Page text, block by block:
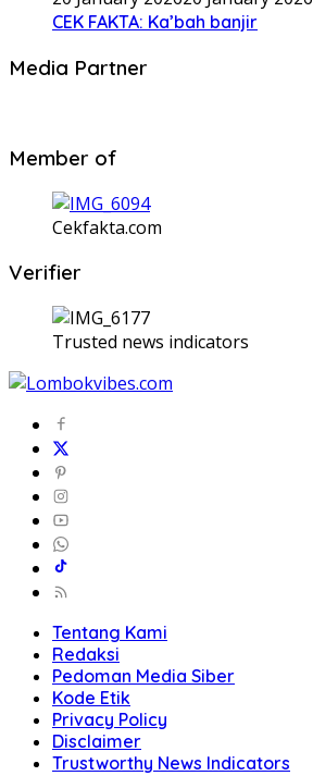
CEK FAKTA: Ka’bah banjir
Media Partner
Member of
Cekfakta.com
Verifier
Trusted news indicators
Tentang Kami
Redaksi
Pedoman Media Siber
Kode Etik
Privacy Policy
Disclaimer
Trustworthy News Indicators